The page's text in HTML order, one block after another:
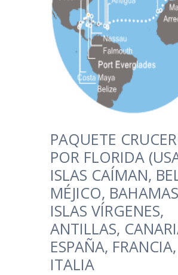
PAQUETE
POR FLORIDA
ISLAS CAÍMAN,
MÉJICO,
ISLAS VÍRGENES,
ANTILLAS,
ESPAÑA, FRANCIA,
ITALIA